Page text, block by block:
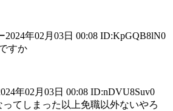
年02月03日 00:08 ID:KpGQB8lN0
すか
年02月03日 00:08 ID:nDVU8Suv0
てしまった以上免職以外ないやろ